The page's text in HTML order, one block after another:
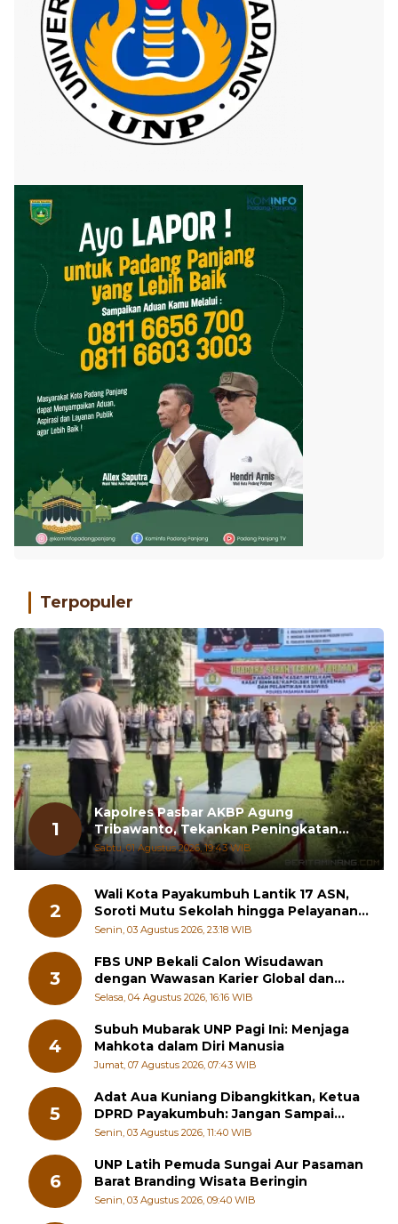
Terpopuler
1
Kapolres Pasbar AKBP Agung
Tribawanto, Tekankan Peningkatan
Pelayanan dan Sinergi dengan
Masyarakat
Sabtu, 01 Agustus 2026, 19:43 WIB
2
Wali Kota Payakumbuh Lantik 17 ASN,
RSUD
Senin, 03 Agustus 2026, 23:18 WIB
3
FBS UNP Bekali Calon Wisudawan
Kewirausahaan Kreatif
Selasa, 04 Agustus 2026, 16:16 WIB
4
Subuh Mubarak UNP Pagi Ini: Menjaga
Jumat, 07 Agustus 2026, 07:43 WIB
5
Adat Aua Kuniang Dibangkitkan, Ketua
Generasi Muda Hilang Jati Diri
Senin, 03 Agustus 2026, 11:40 WIB
UNP Latih Pemuda Sungai Aur Pasaman